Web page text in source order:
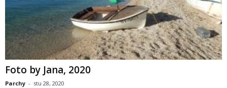
Foto by Jana, 2020
Parchy - stu 28, 2020